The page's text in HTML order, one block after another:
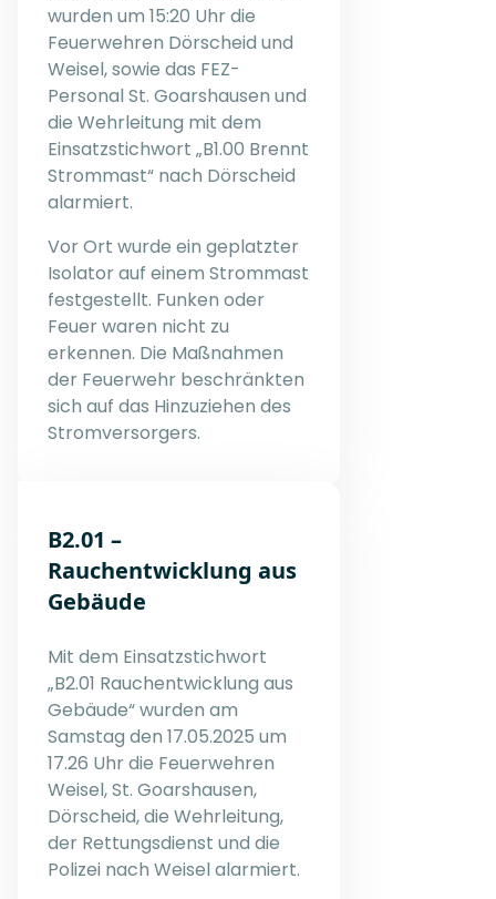
wurden um 15:20 Uhr die
Feuerwehren Dörscheid und
Weisel, sowie das FEZ-
Personal St. Goarshausen und
die Wehrleitung mit dem
Einsatzstichwort „B1.00 Brennt
Strommast“ nach Dörscheid
alarmiert.
Vor Ort wurde ein geplatzter
Isolator auf einem Strommast
festgestellt. Funken oder
Feuer waren nicht zu
erkennen. Die Maßnahmen
der Feuerwehr beschränkten
sich auf das Hinzuziehen des
Stromversorgers.
B2.01 –
Rauchentwicklung aus
Gebäude
Mit dem Einsatzstichwort
„B2.01 Rauchentwicklung aus
Gebäude“ wurden am
Samstag den 17.05.2025 um
17.26 Uhr die Feuerwehren
Weisel, St. Goarshausen,
Dörscheid, die Wehrleitung,
der Rettungsdienst und die
Polizei nach Weisel alarmiert.